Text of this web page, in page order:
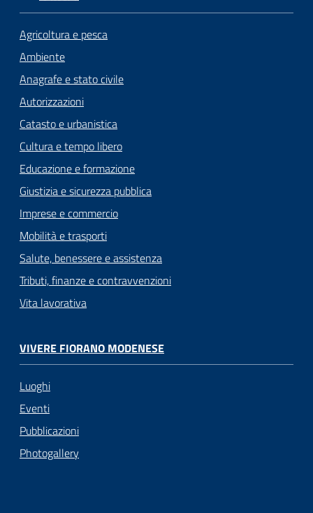
Agricoltura e pesca
Ambiente
Anagrafe e stato civile
Autorizzazioni
Catasto e urbanistica
Cultura e tempo libero
Educazione e formazione
Giustizia e sicurezza pubblica
Imprese e commercio
Mobilità e trasporti
Salute, benessere e assistenza
Tributi, finanze e contravvenzioni
Vita lavorativa
VIVERE FIORANO MODENESE
Luoghi
Eventi
Pubblicazioni
Photogallery